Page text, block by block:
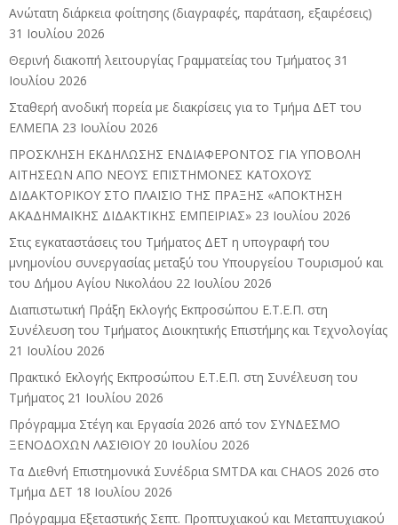
Ανώτατη διάρκεια φοίτησης (διαγραφές, παράταση, εξαιρέσεις)
31 Ιουλίου 2026
Θερινή διακοπή λειτουργίας Γραμματείας του Τμήματος 31
Ιουλίου 2026
Σταθερή ανοδική πορεία με διακρίσεις για το Τμήμα ΔΕΤ του
ΕΛΜΕΠΑ 23 Ιουλίου 2026
ΠΡΟΣΚΛΗΣΗ ΕΚΔΗΛΩΣΗΣ ΕΝΔΙΑΦΕΡΟΝΤΟΣ ΓΙΑ ΥΠΟΒΟΛΗ
ΑΙΤΗΣΕΩΝ ΑΠΟ ΝΕΟΥΣ ΕΠΙΣΤΗΜΟΝΕΣ ΚΑΤΟΧΟΥΣ
ΔΙΔΑΚΤΟΡΙΚΟΥ ΣΤΟ ΠΛΑΙΣΙΟ ΤΗΣ ΠΡΑΞΗΣ «ΑΠΟΚΤΗΣΗ
ΑΚΑΔΗΜΑΪΚΗΣ ΔΙΔΑΚΤΙΚΗΣ ΕΜΠΕΙΡΙΑΣ» 23 Ιουλίου 2026
Στις εγκαταστάσεις του Τμήματος ΔΕΤ η υπογραφή του
μνημονίου συνεργασίας μεταξύ του Υπουργείου Τουρισμού και
του Δήμου Αγίου Νικολάου 22 Ιουλίου 2026
Διαπιστωτική Πράξη Εκλογής Εκπροσώπου Ε.Τ.Ε.Π. στη
Συνέλευση του Τμήματος Διοικητικής Επιστήμης και Τεχνολογίας
21 Ιουλίου 2026
Πρακτικό Εκλογής Εκπροσώπου Ε.Τ.Ε.Π. στη Συνέλευση του
Τμήματος 21 Ιουλίου 2026
Πρόγραμμα Στέγη και Εργασία 2026 από τον ΣΥΝΔΕΣΜΟ
ΞΕΝΟΔΟΧΩΝ ΛΑΣΙΘΙΟΥ 20 Ιουλίου 2026
Τα Διεθνή Επιστημονικά Συνέδρια SMTDA και CHAOS 2026 στο
Τμήμα ΔΕΤ 18 Ιουλίου 2026
Πρόγραμμα Εξεταστικής Σεπτ. Προπτυχιακού και Μεταπτυχιακού